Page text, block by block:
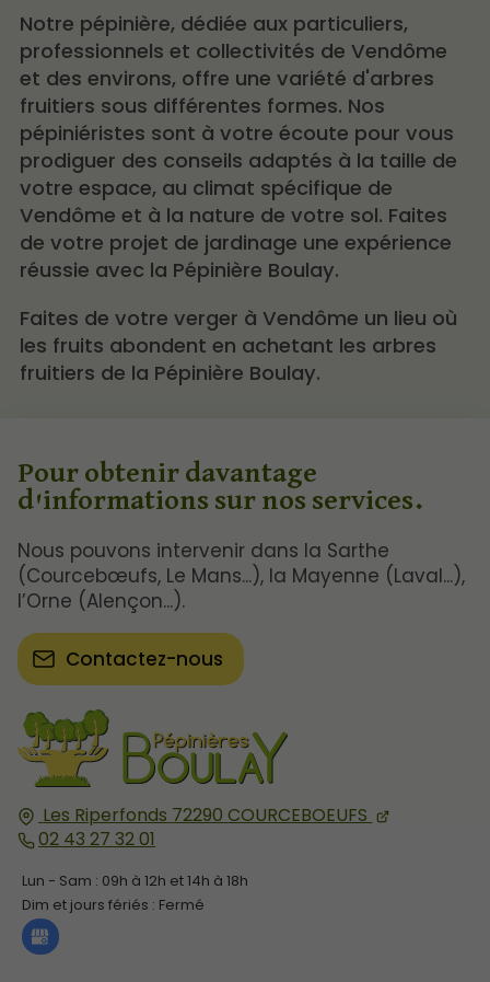
Notre pépinière, dédiée aux particuliers,
professionnels et collectivités de Vendôme
et des environs, offre une variété d'arbres
fruitiers sous différentes formes. Nos
pépiniéristes sont à votre écoute pour vous
prodiguer des conseils adaptés à la taille de
votre espace, au climat spécifique de
Vendôme et à la nature de votre sol. Faites
de votre projet de jardinage une expérience
réussie avec la Pépinière Boulay.
Faites de votre verger à Vendôme un lieu où
les fruits abondent en achetant les arbres
fruitiers de la Pépinière Boulay.
Les Riperfonds 72290 COURCEBOEUFS
02 43 27 32 01
Lun - Sam : 09h à 12h et 14h à 18h
Dim et jours fériés : Fermé
Pour obtenir davantage
d'informations sur nos services.
Nous pouvons intervenir dans la Sarthe
(Courcebœufs, Le Mans...), la Mayenne (Laval...),
l’Orne (Alençon...).
Contactez-nous